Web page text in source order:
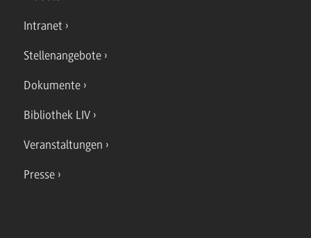
Intranet
Stellenangebote
Dokumente
Bibliothek LIV
Veranstaltungen
Presse